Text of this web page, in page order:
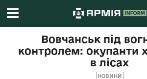
Вовчанськ під
контролем: окупанти
в лісах
НОВИНИ